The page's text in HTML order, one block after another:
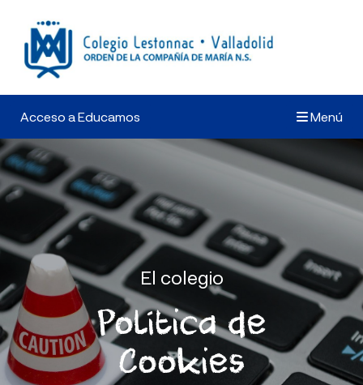
Acceso a Educamos Menú
El colegio
Política de
Cookies